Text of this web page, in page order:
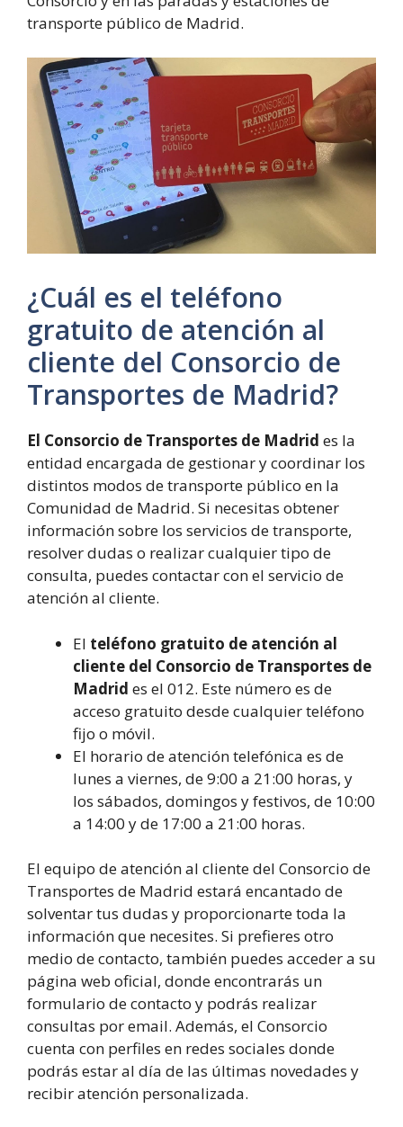
transporte público de Madrid.
¿Cuál es el teléfono
gratuito de atención al
cliente del Consorcio de
Transportes de Madrid?
El Consorcio de Transportes de Madrid es la
entidad encargada de gestionar y coordinar los
distintos modos de transporte público en la
Comunidad de Madrid. Si necesitas obtener
información sobre los servicios de transporte,
resolver dudas o realizar cualquier tipo de
consulta, puedes contactar con el servicio de
atención al cliente.
El teléfono gratuito de atención al
cliente del Consorcio de Transportes de
Madrid es el 012. Este número es de
acceso gratuito desde cualquier teléfono
fijo o móvil.
El horario de atención telefónica es de
lunes a viernes, de 9:00 a 21:00 horas, y
los sábados, domingos y festivos, de 10:00
a 14:00 y de 17:00 a 21:00 horas.
El equipo de atención al cliente del Consorcio de
Transportes de Madrid estará encantado de
solventar tus dudas y proporcionarte toda la
información que necesites. Si prefieres otro
medio de contacto, también puedes acceder a su
página web oficial, donde encontrarás un
formulario de contacto y podrás realizar
consultas por email. Además, el Consorcio
cuenta con perfiles en redes sociales donde
podrás estar al día de las últimas novedades y
recibir atención personalizada.